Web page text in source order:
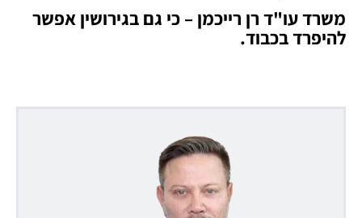
משרד עו"ד רן רייכמן – כי גם בגירושין אפשר
להיפרד בכבוד.